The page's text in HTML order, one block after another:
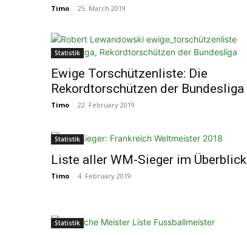
Timo - 25. March 2019
Statistik
Ewige Torschützenliste: Die
Rekordtorschützen der Bundesliga
Timo - 22. February 2019
Statistik
Liste aller WM-Sieger im Überblick
Timo - 4. February 2019
Statistik